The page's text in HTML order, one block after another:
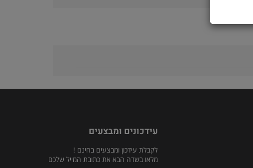
עידכונים ומבצעים
לקבלת עידכון ומבצעים בחינם !
מלאו בשדה הבא את כתובת המייל שלכם